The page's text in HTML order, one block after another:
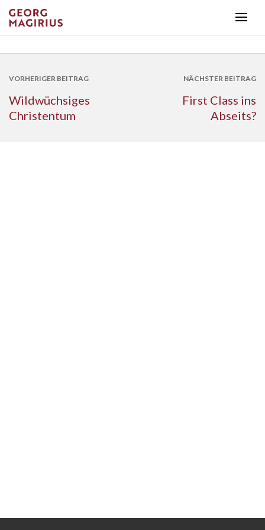
VORHERIGER BEITRAG
Wildwüchsiges
Christentum
NÄCHSTER BEITRAG
First Class ins
Abseits?